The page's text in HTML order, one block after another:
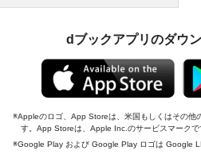
dブックアプリのダウ
Appleのロゴ、App Storeは、米国もしくはその他
す。App Storeは、Apple Inc.のサービスマークで
Google Play および Google Play ロゴは Google